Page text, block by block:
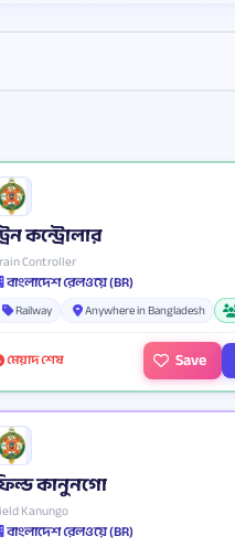
কন্ট্রোলার
Controller
বাংলাদেশ রেলওয়ে (BR)
Railway Anywhere in Bangladesh
মেয়াদ শেষ Save
কানুনগো
Kanungo
বাংলাদেশ রেলওয়ে (BR)